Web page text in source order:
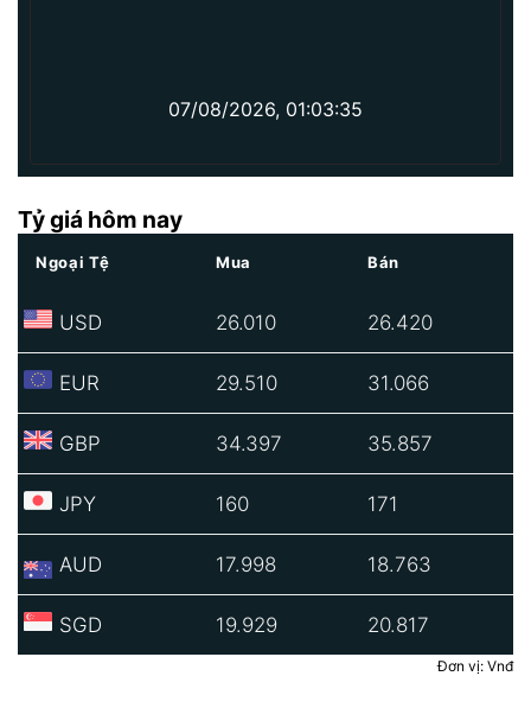
07/08/2026, 01:03:35
Tỷ giá hôm nay
Ngoại Tệ Mua Bán
USD 26.010 26.420
EUR 29.510 31.066
GBP 34.397 35.857
JPY 160 171
AUD 17.998 18.763
SGD 19.929 20.817
Đơn vị: Vnđ